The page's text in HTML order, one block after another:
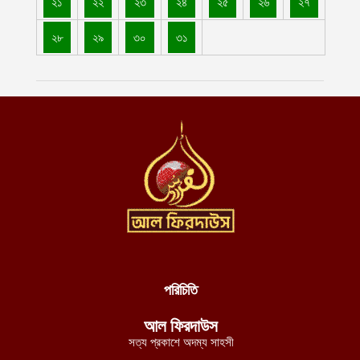
আগস্ট ৮, ২০২৬
আগস্ট ৮, ২০২৬
গাজীপুরের কালিয়াকৈরে অজ্ঞাত নারীর লাশ উদ্ধার
উত্তর প্রদেশের মথুরায় ঐতিহাসিক শাহী ঈদগাহ মসজিদের স্থলে আবারও
ইসলামিয়ার নিরাপত্তা বাহিনী
২৮ ২৯ ৩০ ৩১
পরিচিতি
আল ফিরদাউস
সত্য প্রকাশে অদম্য সাহসী